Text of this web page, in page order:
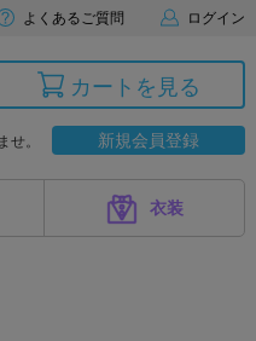
よくあるご質問 ログイン
カートを見る
せ。 新規会員登録
衣装